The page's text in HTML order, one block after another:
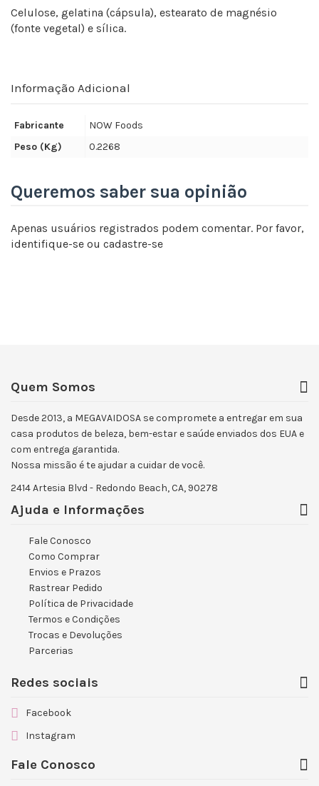
Celulose, gelatina (cápsula), estearato de magnésio
(fonte vegetal) e sílica.
Informação Adicional
Fabricante
NOW Foods
Peso (Kg)
0.2268
Queremos saber sua opinião
Apenas usuários registrados podem comentar. Por favor,
identifique-se ou cadastre-se
Quem Somos
Desde 2013, a MEGAVAIDOSA se compromete a entregar em sua
casa produtos de beleza, bem-estar e saúde enviados dos EUA e
com entrega garantida.
Nossa missão é te ajudar a cuidar de você.
2414 Artesia Blvd - Redondo Beach, CA, 90278
Ajuda e Informações
Fale Conosco
Como Comprar
Envios e Prazos
Rastrear Pedido
Política de Privacidade
Termos e Condições
Trocas e Devoluções
Parcerias
Redes sociais
Facebook
Instagram
Fale Conosco